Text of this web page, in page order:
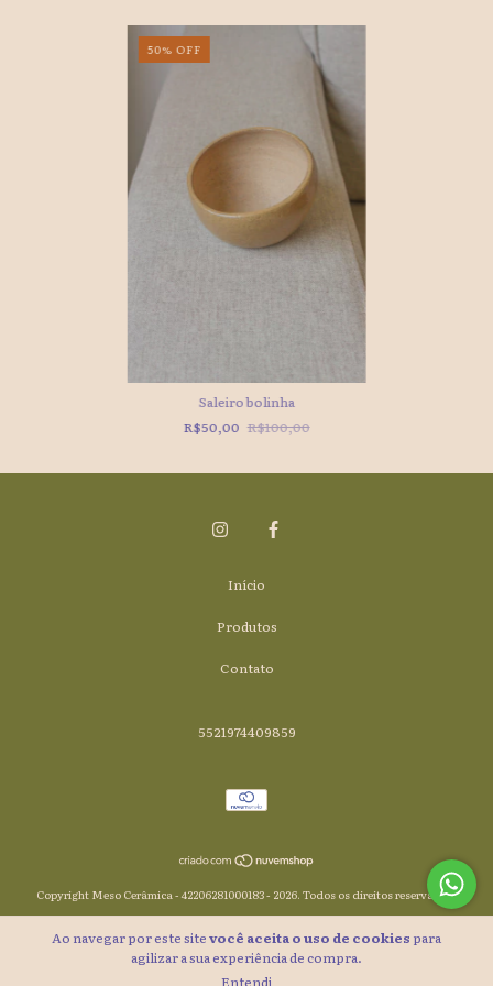
Ao navegar por este sitevocê aceita o uso de cookies para
agilizar a sua experiência de compra.
Entendi
50% OFF
Saleiro bolinha
R$50,00 R$100,00
Início
Produtos
Contato
5521974409859
Copyright Meso Cerâmica - 42206281000183 - 2026. Todos os direitos reservados.